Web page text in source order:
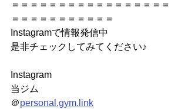
＝＝＝＝＝＝＝＝＝＝＝＝＝＝＝＝＝
＝＝＝＝＝＝＝＝＝＝＝
Instagramで情報発信中
是非チェックしてみてください♪
Instagram
当ジム
＠personal.gym.link